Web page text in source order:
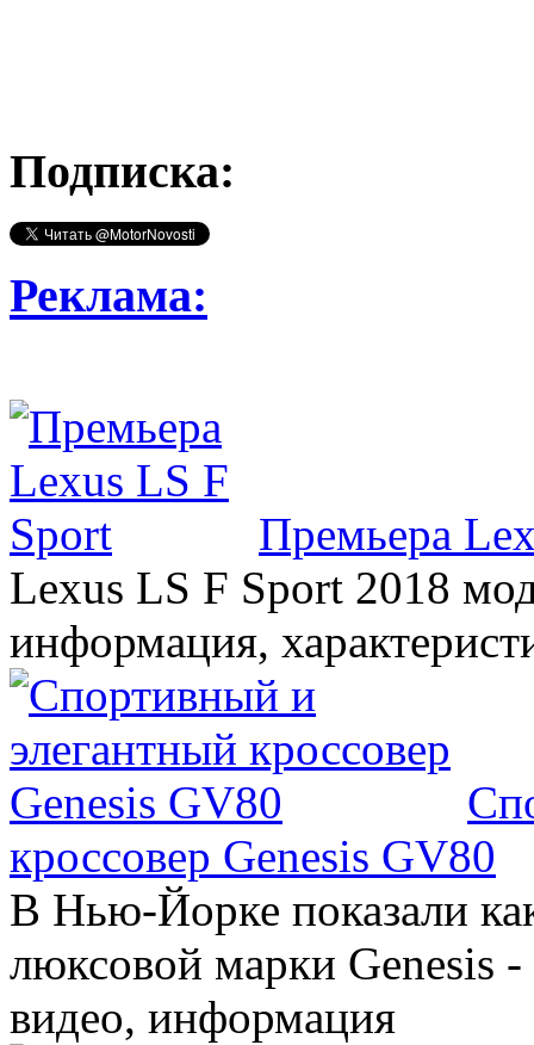
Подписка:
Реклама:
Премьера
Lexus LS F Sport 2018
информация,
кроссовер Genesis GV80
В Нью-Йорке показали
люксовой марки Genesis
видео, информация